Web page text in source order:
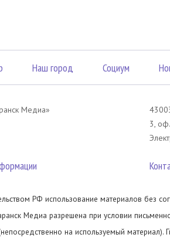
Наш город Социум
Mедиа»
3,
РФ использование материалов без
Медиа разрешена при условии
на используемый материал).